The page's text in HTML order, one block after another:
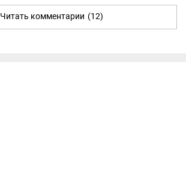
Читать комментарии (12)